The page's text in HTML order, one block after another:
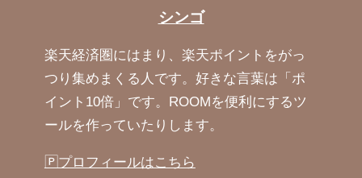
シンゴ
楽天経済圏にはまり、楽天ポイントをがっ
つり集めまくる人です。好きな言葉は「ポ
イント10倍」です。ROOMを便利にするツ
ールを作っていたりします。
🄿プロフィールはこちら